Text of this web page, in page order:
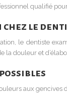
qualifié
le
le dentiste
la douleur et
aux